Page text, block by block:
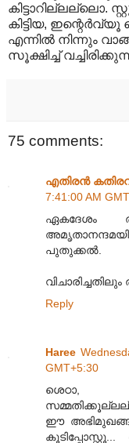
കിട്ടാറില്ലല്ലൊ.
കിട്ടിയ,
എന്നില്‍ നിന്നും
സൂക്ഷിച്ച്
75 comments:
എതിരന്‍
7:41:00 AM
ഏകദേശം
പുതുക്കല്‍.
Reply
Haree
GMT+5:30
ശെഠാ,
ഈ